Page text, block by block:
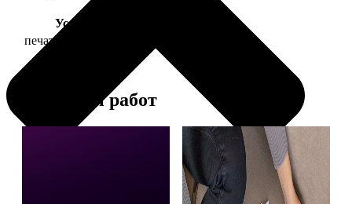
Услуга
печать фото 20х20
Примеры работ